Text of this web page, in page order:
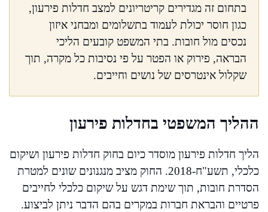
בתחום זה מגדירים קריטריונים למצב חדלות פירעון,
כגון חוסר יכולת לעמוד בתשלומים ומבחני איזון
נכסים מול חובות. בתי המשפט קובעים הליכי
הבראה, פירוק או הפטר על פי נסיבות כל מקרה, תוך
שקלול אינטרסים של נושים וחייבים.
ההליך המשפטי בחדלות פירעון
הליך חדלות פירעון מוסדר כיום בחוק חדלות פירעון ושיקום
כלכלי, תשע"ח-2018. החוק מציב מנגנונים שונים למטרת
הסדרת חובות, תוך שימת דגש על שיקום כלכלי לחייבים
פרטיים והבראת חברות במקרים בהם הדבר ניתן לביצוע.